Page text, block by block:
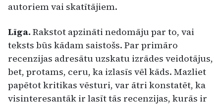
autoriem vai skatītājiem.
Līga. Rakstot apzināti nedomāju par to, vai
teksts būs kādam saistošs. Par primāro
recenzijas adresātu uzskatu izrādes veidotājus,
bet, protams, ceru, ka izlasīs vēl kāds. Mazliet
papētot kritikas vēsturi, var ātri konstatēt, ka
visinteresantāk ir lasīt tās recenzijas, kurās ir